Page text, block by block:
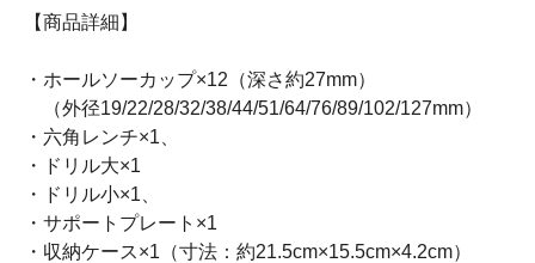
【商品詳細】
・ホールソーカップ×12（深さ約27mm）
（外径19/22/28/32/38/44/51/64/76/89/102/127mm）
・六角レンチ×1、
・ドリル大×1
・ドリル小×1、
・サポートプレート×1
・収納ケース×1（寸法：約21.5cm×15.5cm×4.2cm）